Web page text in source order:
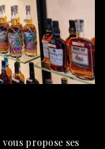
vous propose ses